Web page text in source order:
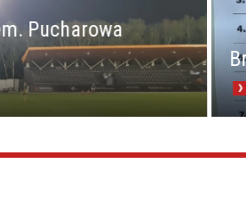
Pucharowa